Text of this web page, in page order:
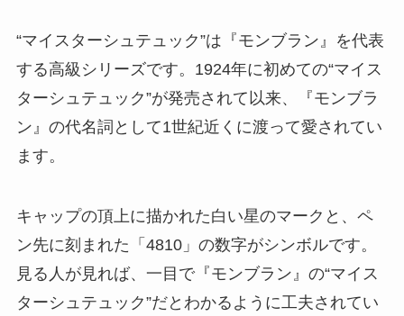
“マイスターシュテュック”は 『モンブラン』を代表
する高級シリーズです。1924年に初めての“マイス
ターシュテュック”が発売されて以来、『モンブラ
ン』の代名詞として1世紀近くに渡って愛されてい
ます。
キャップの頂上に描かれた白い星のマークと、ペ
ン先に刻まれた「4810」の数字がシンボルです。
見る人が見れば、一目で『モンブラン』の“マイス
ターシュテュック”だとわかるように工夫されてい